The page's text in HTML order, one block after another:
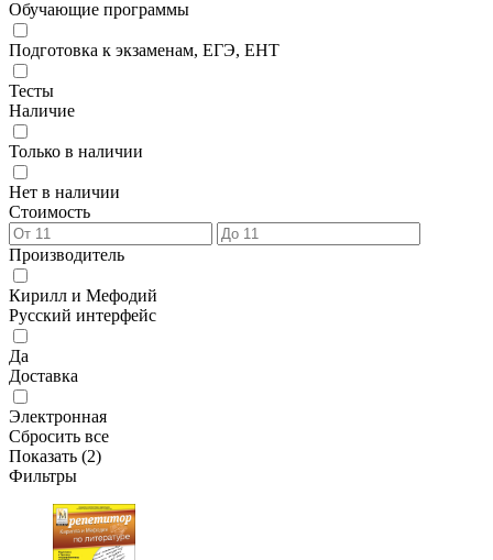
Обучающие программы
Подготовка к экзаменам, ЕГЭ, ЕНТ
Тесты
Наличие
Только в наличии
Нет в наличии
Стоимость
Производитель
Кирилл и Мефодий
Русский интерфейс
Да
Доставка
Электронная
Сбросить все
Показать (2)
Фильтры